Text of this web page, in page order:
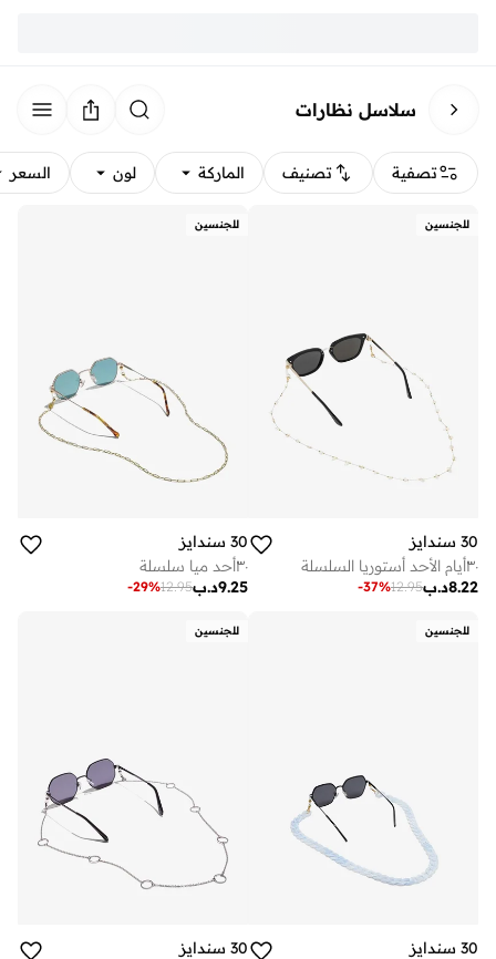
سلاسل نظارات
تصفية تصنيف الماركة لون السعر
للجنسين
30 سندايز
٣٠أيام الأحد أستوريا السلسلة
د.ب8.22
12.95
-37%
للجنسين
30 سندايز
٣٠أحد ميا سلسلة
د.ب9.25
12.95
-29%
للجنسين
30 سندايز
للجنسين
30 سندايز